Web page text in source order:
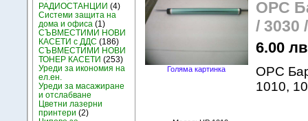
РАДИОСТАНЦИИ (4)
Системи защита на
дома и офиса (1)
СЪВМЕСТИМИ НОВИ
КАСЕТИ с ДДС (186)
СЪВМЕСТИМИ НОВИ
ТОНЕР КАСЕТИ (253)
Уреди за икономия на
ел.ен.
Уреди за масажиране
и отслабване
Цветни лазерни
принтери (2)
Голяма картинка
OPC
/ 3030
6.00
ОPC
1010,